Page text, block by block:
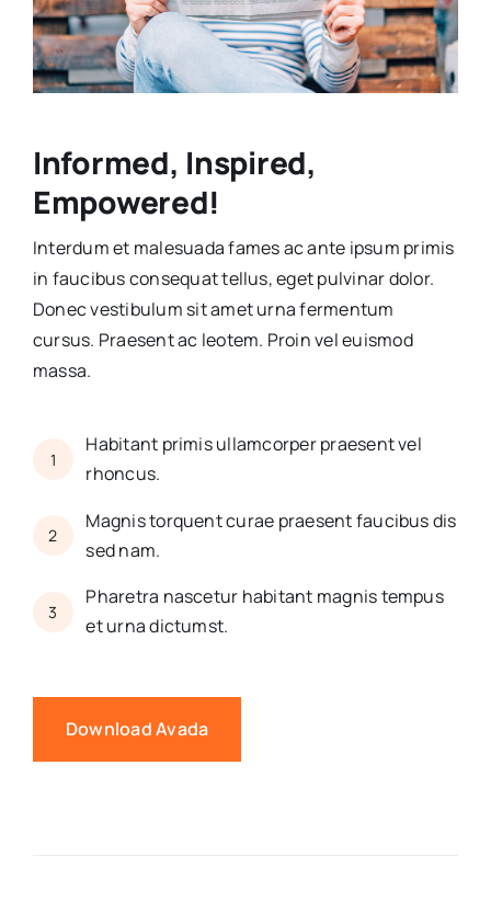
Informed, Inspired,
Empowered!
Interdum et malesuada fames ac ante ipsum primis
in faucibus consequat tellus, eget pulvinar dolor.
Donec vestibulum sit amet urna fermentum
cursus. Praesent ac leotem. Proin vel euismod
massa.
1
Habitant primis ullamcorper praesent vel
rhoncus.
2
Magnis torquent curae praesent faucibus dis
sed nam.
3
Pharetra nascetur habitant magnis tempus
et urna dictumst.
Download Avada